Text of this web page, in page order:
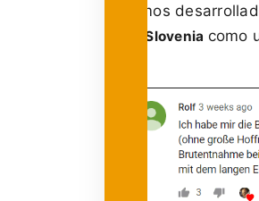
hemos
ApiSlovenia como